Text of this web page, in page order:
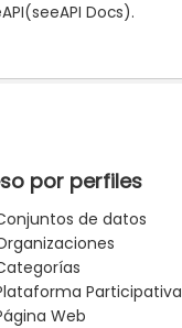
API(seeAPI Docs).
por perfiles
de datos
Participativa
Web